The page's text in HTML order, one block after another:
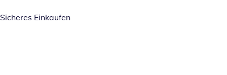
Sicheres Einkaufen